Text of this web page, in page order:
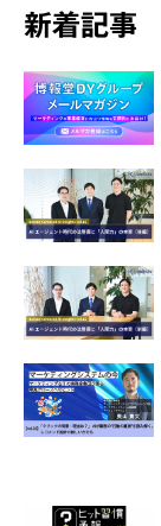
新着記事